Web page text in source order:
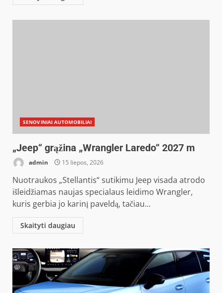
SENOVINIAI AUTOMOBILIAI
„Jeep“ grąžina „Wrangler Laredo“ 2027 m
admin 15 liepos, 2026
Nuotraukos „Stellantis“ sutikimu Jeep visada atrodo
išleidžiamas naujas specialaus leidimo Wrangler,
kuris gerbia jo karinį paveldą, tačiau...
Skaityti daugiau